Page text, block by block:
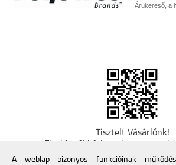
Árukereső, a
Tisztelt Vásárlónk!
Fizetésnél kérje az ingyenes
adatainak biztonsága érdekében!
A weblap bizonyos funkcióinak